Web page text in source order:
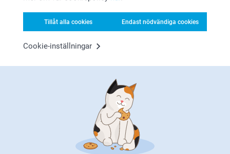
Tillåt alla cookies Endast nödvändiga cookies
Cookie-inställningar
Tack för ⭐️⭐️⭐⭐️⭐️! Det glädjer oss att du är nöjd med
din beställning.
🩵-liga hälsningar
Pernilla@smartphoto
smartphoto